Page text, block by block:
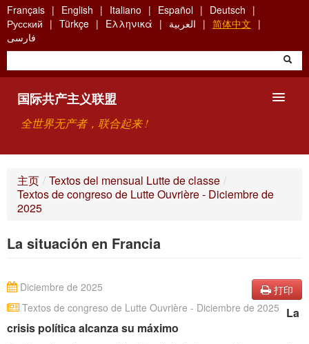
Skip
to
main
content
Français English Italiano Español
Deutsch
Русский
Türkçe Ελληνικά العربية
简体中文
فارسی
国际共产主义联盟
全世界无产者，联合起来 !
关于国际共产主义联盟（ICU）
主页 / Textos del mensual Lutte de classe /
Textos de congreso de Lutte Ouvrière - Diciembre de
2025
La situación en Francia
打印
Textos de congreso de Lutte Ouvrière - Diciembre de 2025
Diciembre de 2025
La
crisis política alcanza su máximo